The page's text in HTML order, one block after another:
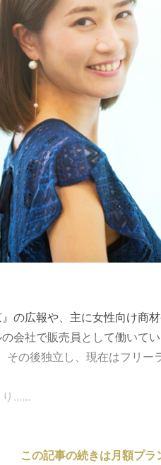
の広報や、主に女性向け商
会社で販売員として働いて
の後独立し、現在はフリー
......
この記事の続きは月額プラ